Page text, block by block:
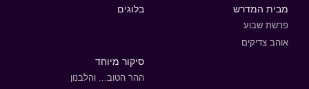
מבית המדרש
פרשת שבוע
אוהב צדיקים
בלוגים
סיקור מיוחד
ההר הטוב... והלבנון